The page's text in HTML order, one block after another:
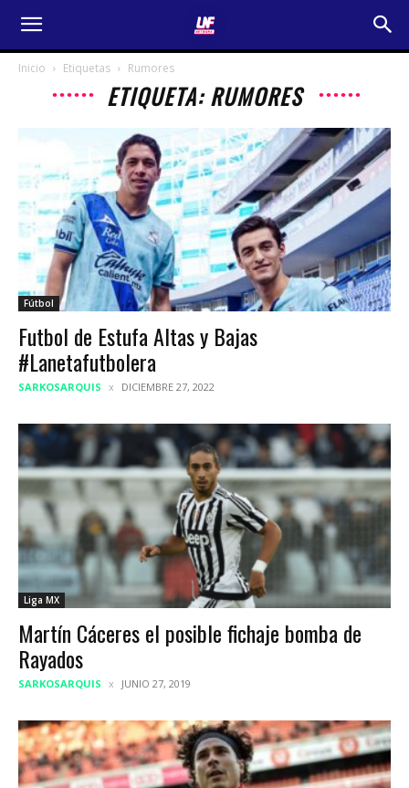
Inicio Etiquetas Rumores
ETIQUETA: RUMORES
Fútbol
Futbol de Estufa Altas y Bajas
#Lanetafutbolera
SARKOSARQUIS DICIEMBRE 27, 2022
Liga MX
Martín Cáceres el posible fichaje bomba de
Rayados
SARKOSARQUIS JUNIO 27, 2019